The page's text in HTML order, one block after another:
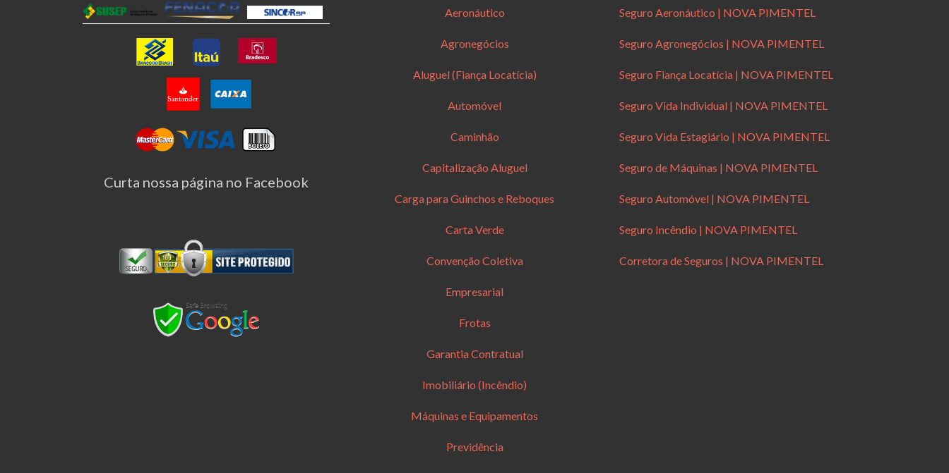
Curta nossa página no Facebook
Aeronáutico
Agronegócios
Aluguel (Fiança Locatícia)
Automóvel
Caminhão
Capitalização Aluguel
Carga para Guinchos e Reboques
Carta Verde
Convenção Coletiva
Empresarial
Frotas
Garantia Contratual
Imobiliário (Incêndio)
Máquinas e Equipamentos
Previdência
Seguro Aeronáutico | NOVA PIMENTEL
Seguro Agronegócios | NOVA PIMENTEL
Seguro Fiança Locatícia | NOVA PIMENTEL
Seguro Vida Individual | NOVA PIMENTEL
Seguro Vida Estagiário | NOVA PIMENTEL
Seguro de Máquinas | NOVA PIMENTEL
Seguro Automóvel | NOVA PIMENTEL
Seguro Incêndio | NOVA PIMENTEL
Corretora de Seguros | NOVA PIMENTEL